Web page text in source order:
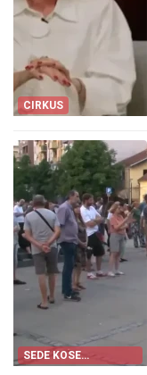
CIRKUS
SEDE KOSE
"STUDENTSKE"